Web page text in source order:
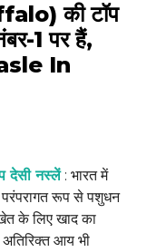
की टॉप
1 पर हैं,
In
देसी नस्लें: भारत में
परंपरागत रूप से पशुधन
के लिए खाद का
आय भी